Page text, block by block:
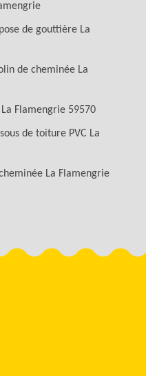
de gouttière La
de cheminée La
Flamengrie 59570
de toiture PVC La
La Flamengrie